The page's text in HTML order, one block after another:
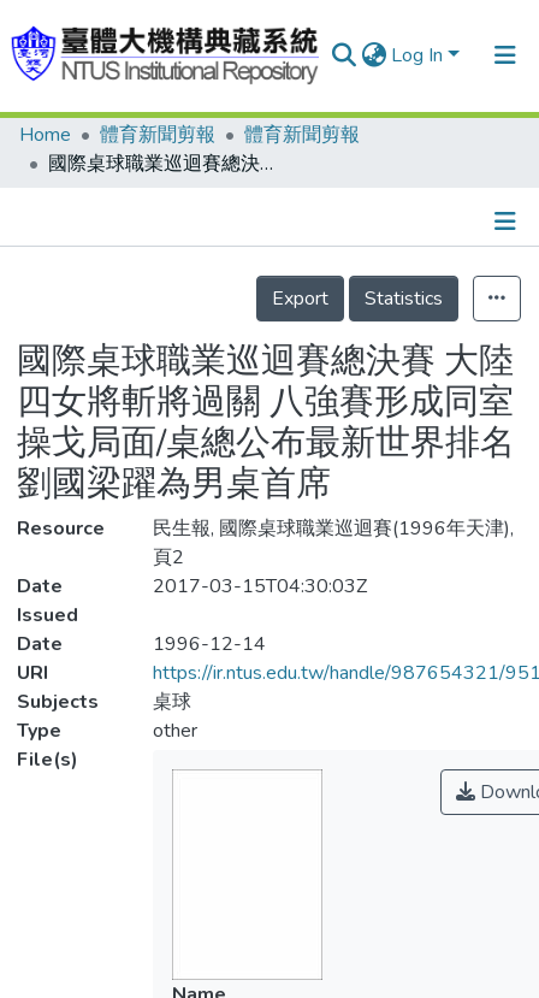
Log In
Communities & Collections
Statistics
Home 體育新聞剪報
體育新聞剪報
國際桌球職業巡迴賽總決賽 大陸四女將斬將過關 八強賽形成同室操戈局面/桌總公布最新世界排名 劉國梁躍為男桌首席
Details
Export
Statistics
國際桌球職業巡迴賽總決賽 大陸
四女將斬將過關 八強賽形成同室
操戈局面/桌總公布最新世界排名
劉國梁躍為男桌首席
Resource
民生報, 國際桌球職業巡迴賽(1996年天津),
頁2
Date
Issued
2017-03-15T04:30:03Z
Date
1996-12-14
URI
https://ir.ntus.edu.tw/handle/987654321/
Subjects
桌球
Type
other
File(s)